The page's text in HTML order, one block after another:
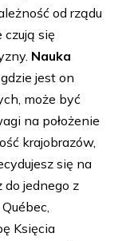
od rządu
się
Nauka
jest on
może być
na położenie
krajobrazów,
się na
jednego z
Księcia